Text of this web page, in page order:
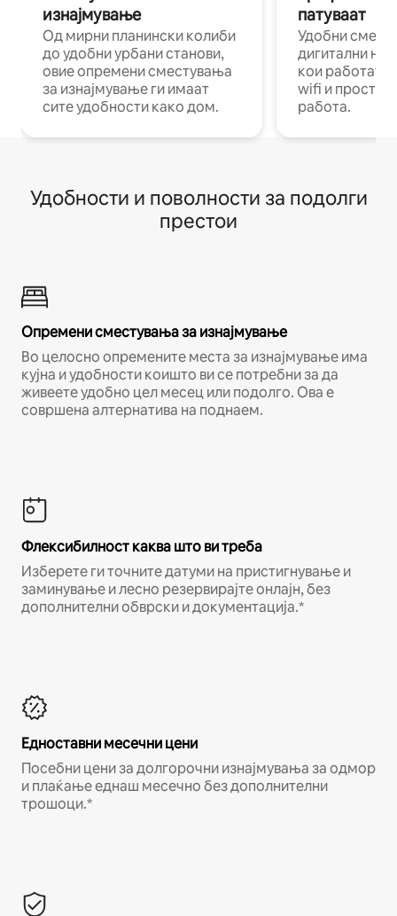
изнајмување
Од мирни планински колиби
до удобни урбани станови,
овие опремени сместувања
за изнајмување ги имаат
сите удобности како дом.
патуваат
Удобни
дигитални
кои работат
wifi и
работа.
Удобности и поволности за подолги
престои
Опремени сместувања за изнајмување
Во целосно опремените места за изнајмување има
кујна и удобности коишто ви се потребни за да
живеете удобно цел месец или подолго. Ова е
совршена алтернатива на поднаем.
Флексибилност каква што ви треба
Изберете ги точните датуми на пристигнување и
заминување и лесно резервирајте онлајн, без
дополнителни обврски и документација.*
Едноставни месечни цени
Посебни цени за долгорочни изнајмувања за одмор
и плаќање еднаш месечно без дополнителни
трошоци.*